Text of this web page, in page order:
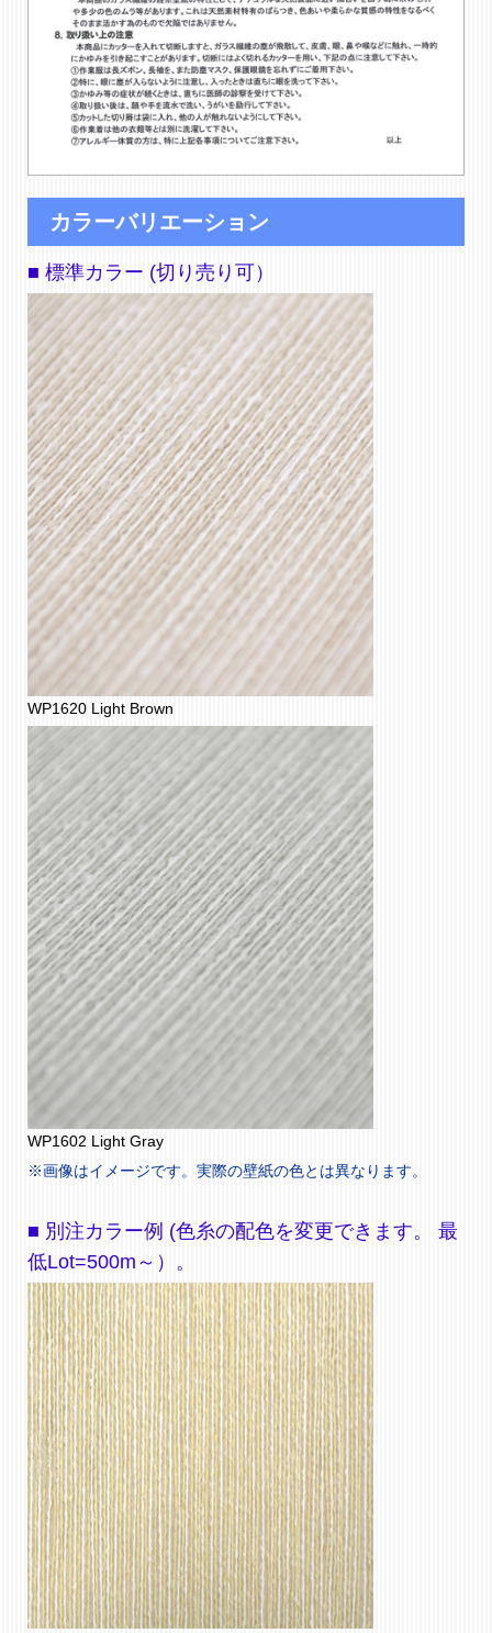
カラーバリエーション
■ 標準カラー (切り売り可）
WP1620 Light Brown
WP1602 Light Gray
※画像はイメージです。実際の壁紙の色とは異なります。
■ 別注カラー例 (色糸の配色を変更できます。 最
低Lot=500m～）。